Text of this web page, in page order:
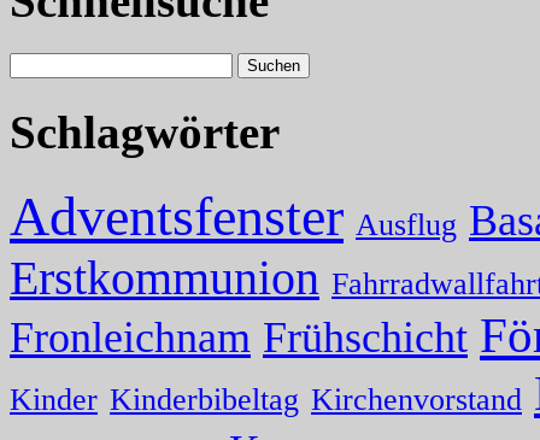
Schlagwörter
Adventsfenster Ausflug
Erstkommunion
Fronleichnam Frühschicht
Kinder Kinderbibeltag Kirchenvorstand